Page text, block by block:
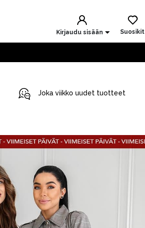
Kirjaudu sisään Suosikit
Joka viikko uudet tuotteet